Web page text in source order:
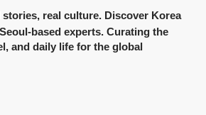
real culture. Discover Korea
based experts. Curating the
and daily life for the global